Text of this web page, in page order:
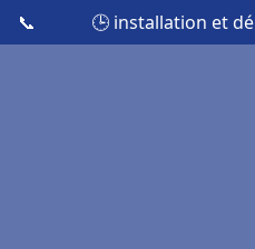
📞 🕒 installation et